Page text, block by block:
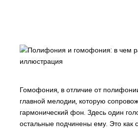
Гомофония, в отличие от
главной мелодии, которую
гармонический фон. Здесь один
остальные подчинены ему. Это как